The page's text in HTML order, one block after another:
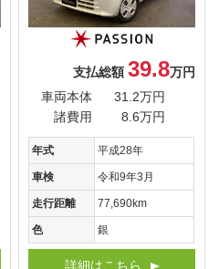
支払総額 39.8万円
車両本体
31.2万円
諸費用
8.6万円
年式 平成28年
車検 令和9年3月
走行距離 77,690km
色 銀
詳細はこちら